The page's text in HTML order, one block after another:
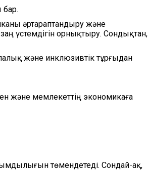
әртараптандыру және
үстемдігін орнықтыру. Сондықтан,
және инклюзивтік тұрғыдан
және мемлекеттің экономикаға
төмендетеді. Сондай-ақ,